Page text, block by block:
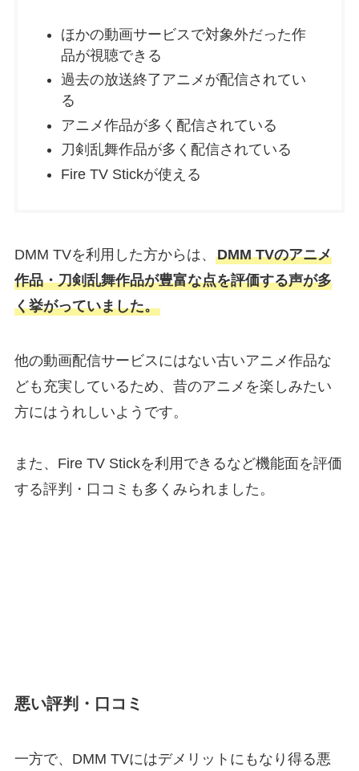
ほかの動画サービスで対象外だった作
品が視聴できる
過去の放送終了アニメが配信されてい
る
アニメ作品が多く配信されている
刀剣乱舞作品が多く配信されている
Fire TV Stickが使える
DMM TVを利用した方からは、 DMM TVのアニメ
作品・刀剣乱舞作品が豊富な点を評価する声が多
く挙がっていました。
他の動画配信サービスにはない古いアニメ作品な
ども充実しているため、昔のアニメを楽しみたい
方にはうれしいようです。
また、Fire TV Stickを利用できるなど機能面を評価
する評判・口コミも多くみられました。
悪い評判・口コミ
一方で、DMM TVにはデメリットにもなり得る悪